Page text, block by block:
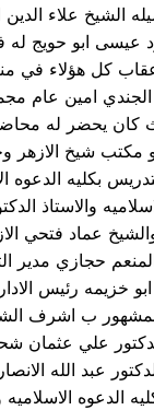
الشيخ علاء
عيسى ابو حويج
كل هؤلاء في
الجندي امين عام
كان يحضر له
مكتب شيخ الازهر
بكليه الدعوه
والاستاذ
عماد فتحي
حجازي مدير
خزيمه رئيس
المشهور ب اشرف
علي عثمان
عبد الله
الدعوه